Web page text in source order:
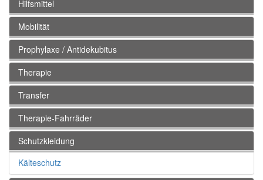
Hilfsmittel
Mobilität
Prophylaxe / Antidekubitus
Therapie
Transfer
Therapie-Fahrräder
Schutzkleidung
Kälteschutz